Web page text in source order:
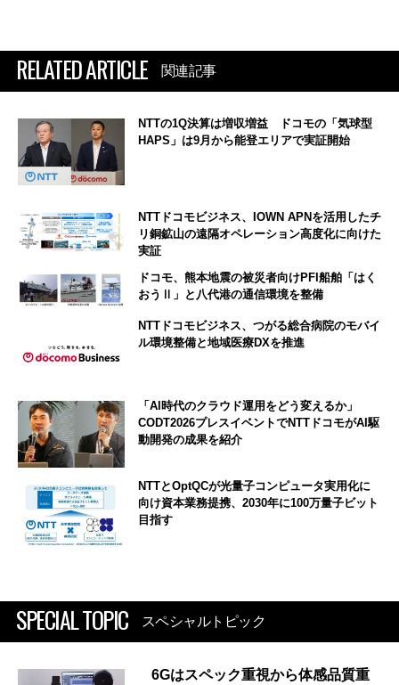
RELATED ARTICLE 関連記事
NTTの1Q決算は増収増益 ドコモの「気球型
HAPS」は9月から能登エリアで実証開始
NTTドコモビジネス、IOWN APNを活用したチ
リ銅鉱山の遠隔オペレーション高度化に向けた
実証
ドコモ、熊本地震の被災者向けPFI船舶「はく
おうⅡ」と八代港の通信環境を整備
NTTドコモビジネス、つがる総合病院のモバイ
ル環境整備と地域医療DXを推進
「AI時代のクラウド運用をどう変えるか」
CODT2026プレスイベントでNTTドコモがAI駆
動開発の成果を紹介
NTTとOptQCが光量子コンピュータ実用化に
向け資本業務提携、2030年に100万量子ビット
目指す
SPECIAL TOPIC スペシャルトピック
6Gはスペック重視から体感品質重